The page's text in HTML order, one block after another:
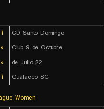
۱
CD Santo Domingo
۰
Club 9 de Octubre
۰
22 de Julio
۱ Gualaceo SC
Women